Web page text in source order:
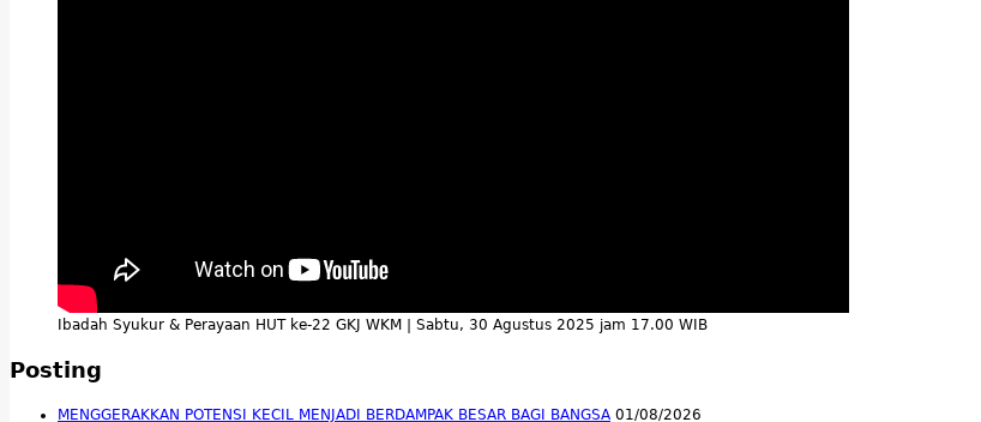
Ibadah Syukur & Perayaan HUT ke-22 GKJ WKM | Sabtu, 30 Agustus 2025 jam 17.00 WIB
Posting
MENGGERAKKAN POTENSI KECIL MENJADI BERDAMPAK BESAR BAGI BANGSA 01/08/2026